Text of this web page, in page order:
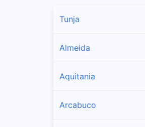
Tunja
Almeida
Aquitania
Arcabuco